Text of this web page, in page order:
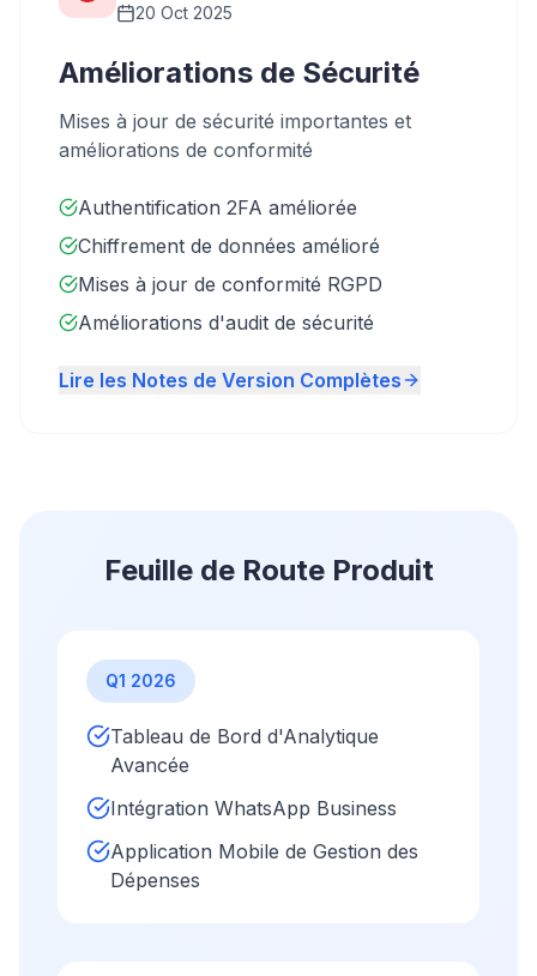
20 Oct 2025
Améliorations de Sécurité
Mises à jour de sécurité importantes et
améliorations de conformité
Authentification 2FA améliorée
Chiffrement de données amélioré
Mises à jour de conformité RGPD
Améliorations d'audit de sécurité
Lire les Notes de Version Complètes
Feuille de Route Produit
Q1 2026
Tableau de Bord d'Analytique
Avancée
Intégration WhatsApp Business
Application Mobile de Gestion des
Dépenses